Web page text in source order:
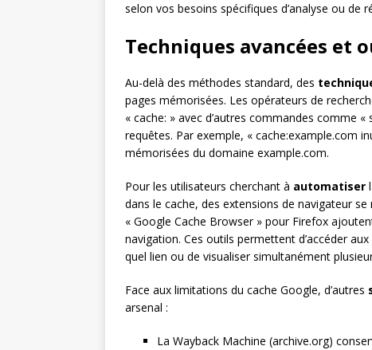
selon vos besoins spécifiques d’analyse ou de
Techniques avancées et
Au-delà des méthodes standard, des
pages mémorisées. Les opérateurs de
« cache: » avec d’autres commandes comme
requêtes. Par exemple, « cache:example.com
mémorisées du domaine example.com.
Pour les utilisateurs cherchant à automatiser
dans le cache, des extensions de navigateur
« Google Cache Browser » pour Firefox
navigation. Ces outils permettent d’accéder
quel lien ou de visualiser simultanément
Face aux limitations du cache Google, d’autres
arsenal :
La Wayback Machine (archive.org)